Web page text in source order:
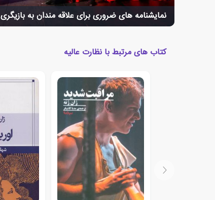
نمایشنامه های ضروری برای علاقه مندان به بازیگری
کتاب های مرتبط با نظارت عالیه